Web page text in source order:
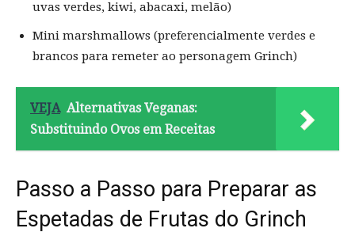
uvas verdes, kiwi, abacaxi, melão)
Mini marshmallows (preferencialmente verdes e
brancos para remeter ao personagem Grinch)
VEJA Alternativas Veganas:
Substituindo Ovos em Receitas
Passo a Passo para Preparar as
Espetadas de Frutas do Grinch